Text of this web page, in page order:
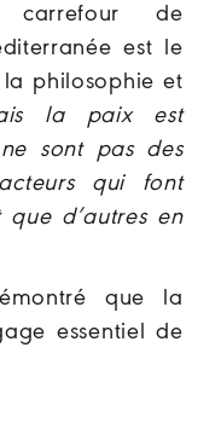
de
est le
philosophie et
la paix est
sont pas des
qui font
d’autres en
que la
essentiel de